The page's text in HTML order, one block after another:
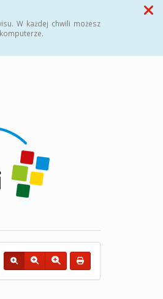
W każdej chwili możesz
Przycisk wyszukaj duży